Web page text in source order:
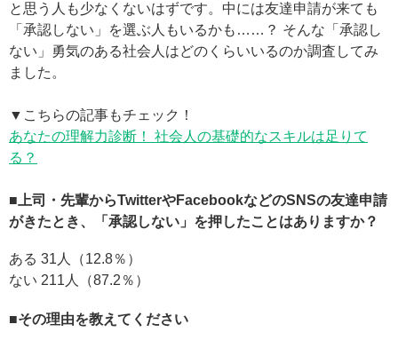
と思う人も少なくないはずです。中には友達申請が来ても
「承認しない」を選ぶ人もいるかも……？ そんな「承認し
ない」勇気のある社会人はどのくらいいるのか調査してみ
ました。
▼こちらの記事もチェック！
あなたの理解力診断！ 社会人の基礎的なスキルは足りて
る？
■上司・先輩からTwitterやFacebookなどのSNSの友達申請
がきたとき、「承認しない」を押したことはありますか？
ある 31人（12.8％）
ない 211人（87.2％）
■その理由を教えてください